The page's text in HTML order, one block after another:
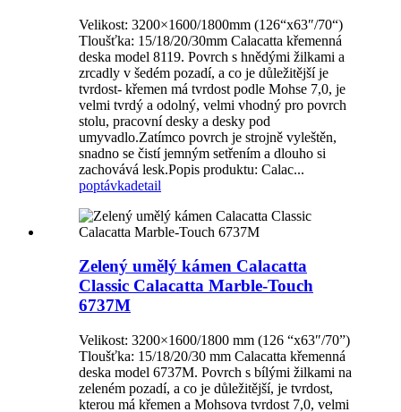
Velikost: 3200×1600/1800mm (126“x63″/70“)
Tloušťka: 15/18/20/30mm Calacatta křemenná
deska model 8119. Povrch s hnědými žilkami a
zrcadly v šedém pozadí, a co je důležitější je
tvrdost- křemen má tvrdost podle Mohse 7,0, je
velmi tvrdý a odolný, velmi vhodný pro povrch
stolu, pracovní desky a desky pod
umyvadlo.Zatímco povrch je strojně vyleštěn,
snadno se čistí jemným setřením a dlouho si
zachovává lesk.Popis produktu: Calac...
poptávkadetail
Zelený umělý kámen Calacatta
Classic Calacatta Marble-Touch
6737M
Velikost: 3200×1600/1800 mm (126 “x63″/70”)
Tloušťka: 15/18/20/30 mm Calacatta křemenná
deska model 6737M. Povrch s bílými žilkami na
zeleném pozadí, a co je důležitější, je tvrdost,
kterou má křemen a Mohsova tvrdost 7,0, velmi